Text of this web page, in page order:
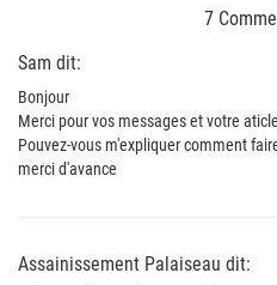
7
Sam dit:
Bonjour
Merci pour vos messages et votre
Pouvez-vous m'expliquer comment
merci d'avance
Assainissement Palaiseau dit: